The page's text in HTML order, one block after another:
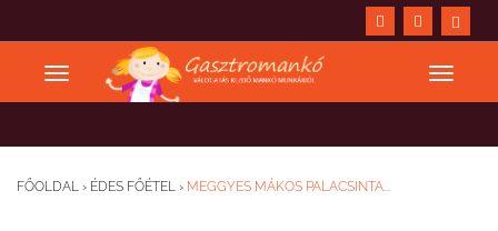
FŐOLDAL › ÉDES FŐÉTEL › MEGGYES MÁKOS PALACSINTA...